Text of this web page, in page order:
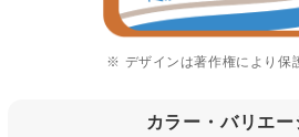
※ デザインは著作権により保
カラー・バリエ